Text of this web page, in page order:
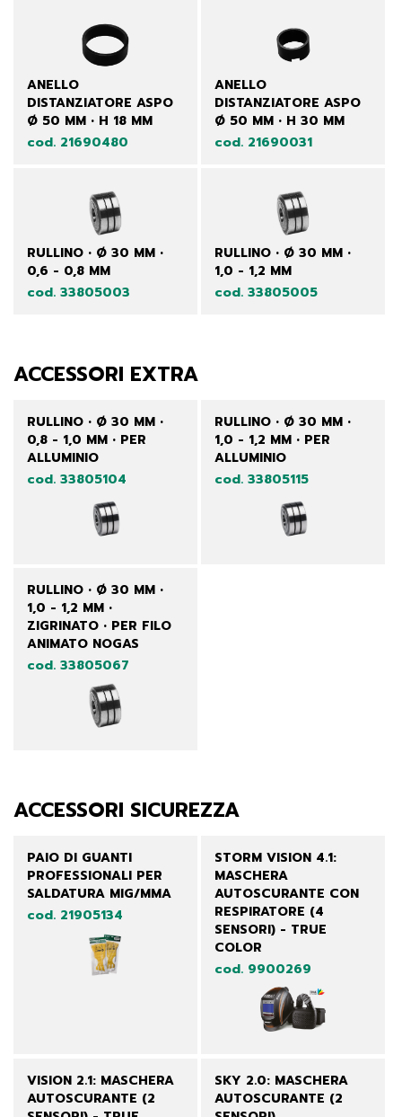
ANELLO
DISTANZIATORE ASPO
Ø 50 MM • H 18 MM
cod. 21690480
ANELLO
DISTANZIATORE ASPO
Ø 50 MM • H 30 MM
cod. 21690031
RULLINO • Ø 30 MM •
0,6 - 0,8 MM
cod. 33805003
RULLINO • Ø 30 MM •
1,0 - 1,2 MM
cod. 33805005
ACCESSORI EXTRA
RULLINO • Ø 30 MM •
0,8 - 1,0 MM • PER
ALLUMINIO
cod. 33805104
RULLINO • Ø 30 MM •
1,0 - 1,2 MM • PER
ALLUMINIO
cod. 33805115
RULLINO • Ø 30 MM •
1,0 - 1,2 MM •
ZIGRINATO • PER FILO
ANIMATO NOGAS
cod. 33805067
ACCESSORI SICUREZZA
PAIO DI GUANTI
PROFESSIONALI PER
SALDATURA MIG/MMA
cod. 21905134
STORM VISION 4.1:
MASCHERA
AUTOSCURANTE CON
RESPIRATORE (4
SENSORI) - TRUE
COLOR
cod. 9900269
VISION 2.1: MASCHERA
AUTOSCURANTE (2
SKY 2.0: MASCHERA
AUTOSCURANTE (2